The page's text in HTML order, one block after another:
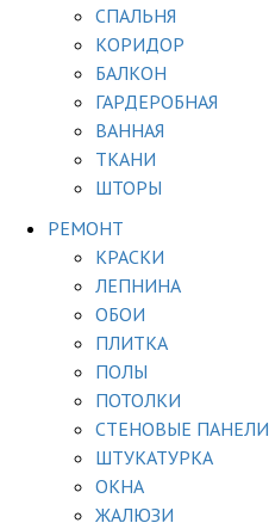
СПАЛЬНЯ
КОРИДОР
БАЛКОН
ГАРДЕРОБНАЯ
ВАННАЯ
ТКАНИ
ШТОРЫ
РЕМОНТ
КРАСКИ
ЛЕПНИНА
ОБОИ
ПЛИТКА
ПОЛЫ
ПОТОЛКИ
СТЕНОВЫЕ ПАНЕЛИ
ШТУКАТУРКА
ОКНА
ЖАЛЮЗИ